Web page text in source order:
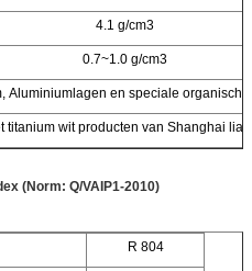
4.1 g/cm3
0.7~1.0 g/cm3
Aluminiumlagen en speciale
titanium wit producten van Shanghai
(Norm: Q/VAIP1-2010)
R 804